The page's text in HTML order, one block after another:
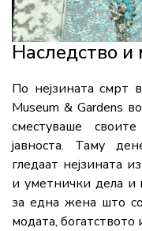
Наследство и
По нејзината смрт
Museum & Gardens
сместуваше
јавноста. Таму
гледаат нејзината
и уметнички дела и
за една жена што со
модата, богатството